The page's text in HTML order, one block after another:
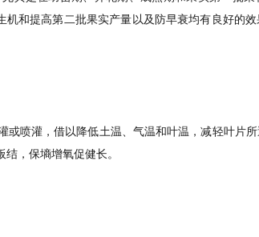
和提高第二批果实产量以及防早衰均有良好的
喷灌，借以降低土温、气温和叶温，减轻叶片
，保墒增氧促健长。